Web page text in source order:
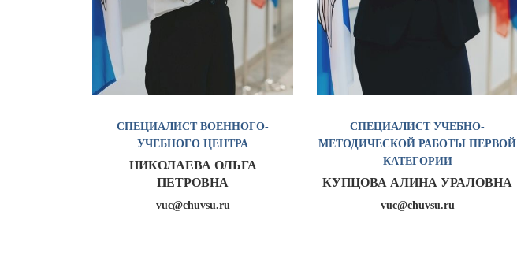
СПЕЦИАЛИСТ ВОЕННОГО-
УЧЕБНОГО ЦЕНТРА
НИКОЛАЕВА ОЛЬГА
ПЕТРОВНА
vuc@chuvsu.ru
СПЕЦИАЛИСТ УЧЕБНО-
МЕТОДИЧЕСКОЙ РАБОТЫ ПЕРВОЙ
КАТЕГОРИИ
КУПЦОВА АЛИНА УРАЛОВНА
vuc@chuvsu.ru